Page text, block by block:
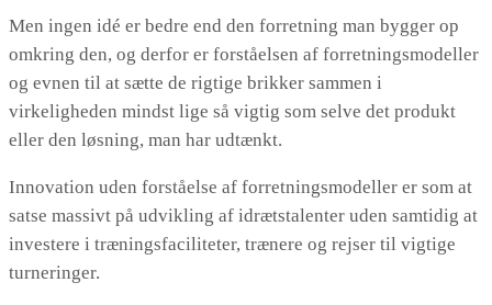
Men ingen idé er bedre end den forretning man bygger op
omkring den, og derfor er forståelsen af forretningsmodeller
og evnen til at sætte de rigtige brikker sammen i
virkeligheden mindst lige så vigtig som selve det produkt
eller den løsning, man har udtænkt.
Innovation uden forståelse af forretningsmodeller er som at
satse massivt på udvikling af idrætstalenter uden samtidig at
investere i træningsfaciliteter, trænere og rejser til vigtige
turneringer.